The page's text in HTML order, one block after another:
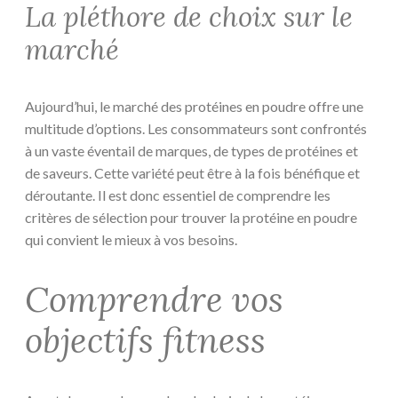
La pléthore de choix sur le
marché
Aujourd’hui, le marché des protéines en poudre offre une
multitude d’options. Les consommateurs sont confrontés
à un vaste éventail de marques, de types de protéines et
de saveurs. Cette variété peut être à la fois bénéfique et
déroutante. Il est donc essentiel de comprendre les
critères de sélection pour trouver la protéine en poudre
qui convient le mieux à vos besoins.
Comprendre vos
objectifs fitness